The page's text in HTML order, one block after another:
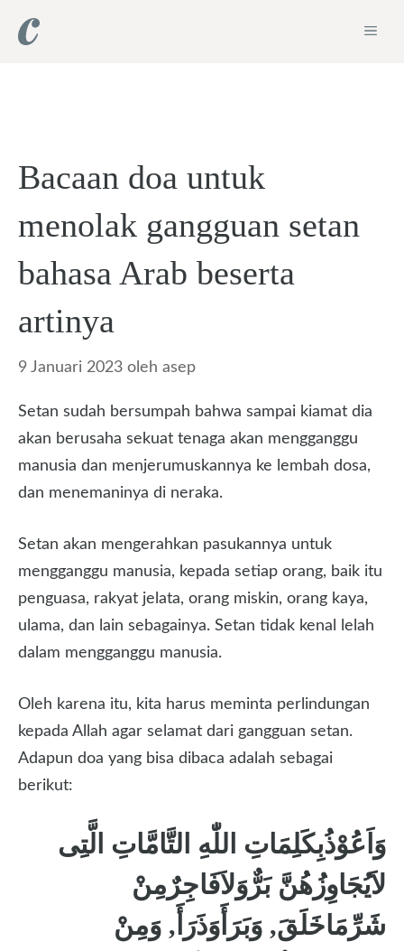
Bacaan doa untuk
menolak gangguan setan
bahasa Arab beserta
artinya
9 Januari 2023 oleh asep
Setan sudah bersumpah bahwa sampai kiamat dia
akan berusaha sekuat tenaga akan mengganggu
manusia dan menjerumuskannya ke lembah dosa,
dan menemaninya di neraka.
Setan akan mengerahkan pasukannya untuk
mengganggu manusia, kepada setiap orang, baik itu
penguasa, rakyat jelata, orang miskin, orang kaya,
ulama, dan lain sebagainya. Setan tidak kenal lelah
dalam mengganggu manusia.
Oleh karena itu, kita harus meminta perlindungan
kepada Allah agar selamat dari gangguan setan.
Adapun doa yang bisa dibaca adalah sebagai
berikut:
وَاَعُوْذُبِكَلِمَاتِ اللّٰهِ التَّامَّاتِ الَّتِى
لاَيُجَاوِزُهُنَّ بَرٌّوَلاَفَاجِرٌمِنْ
شَرِّمَاخَلَقَ, وَبَرَأَوَذَرَأَ, وَمِنْ